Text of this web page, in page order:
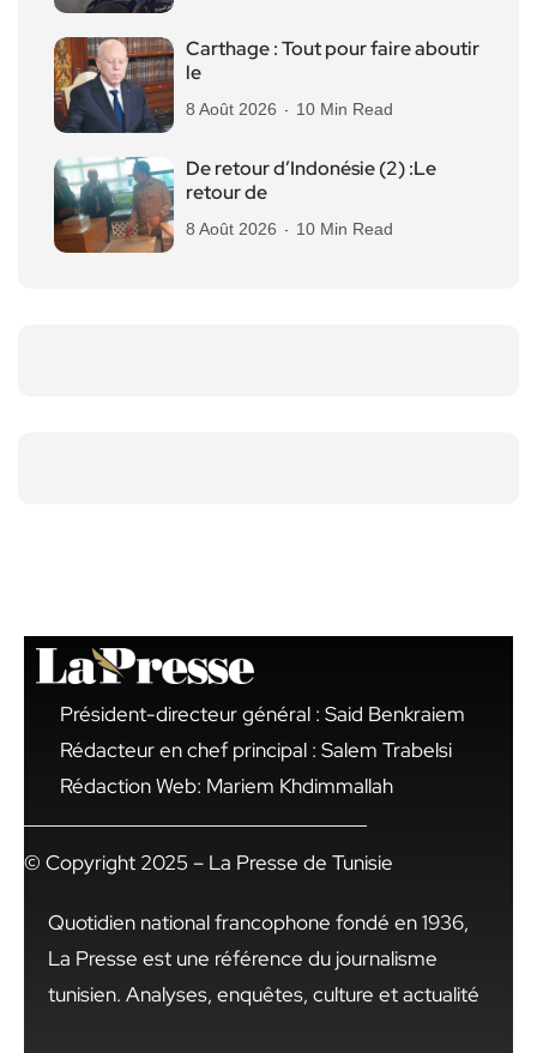
Carthage : Tout pour faire aboutir
le
8 Août 2026 10 Min Read
De retour d’Indonésie (2) :Le
retour de
8 Août 2026 10 Min Read
Président-directeur général : Said Benkraiem
Rédacteur en chef principal : Salem Trabelsi
Rédaction Web: Mariem Khdimmallah
© Copyright 2025 – La Presse de Tunisie
Quotidien national francophone fondé en 1936,
La Presse est une référence du journalisme
tunisien. Analyses, enquêtes, culture et actualité